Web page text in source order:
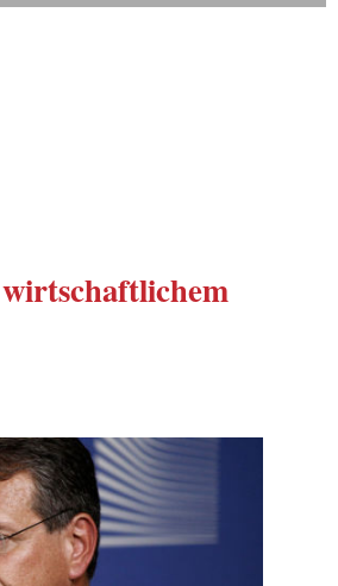
wirtschaftlichem